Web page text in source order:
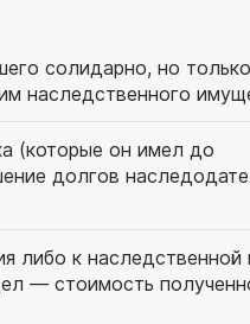
солидарно, но
наследственного
(которые он имел до
долгов
либо к наследственной
— стоимость